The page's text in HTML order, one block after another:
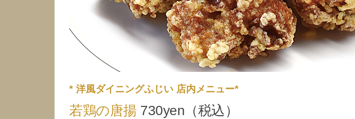
* 洋風ダイニングふじい 店内メニュー*
若鶏の唐揚 730yen（税込）